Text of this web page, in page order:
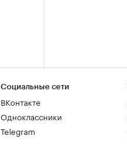
Социальные сети
ВКонтакте
Одноклассники
Telegram